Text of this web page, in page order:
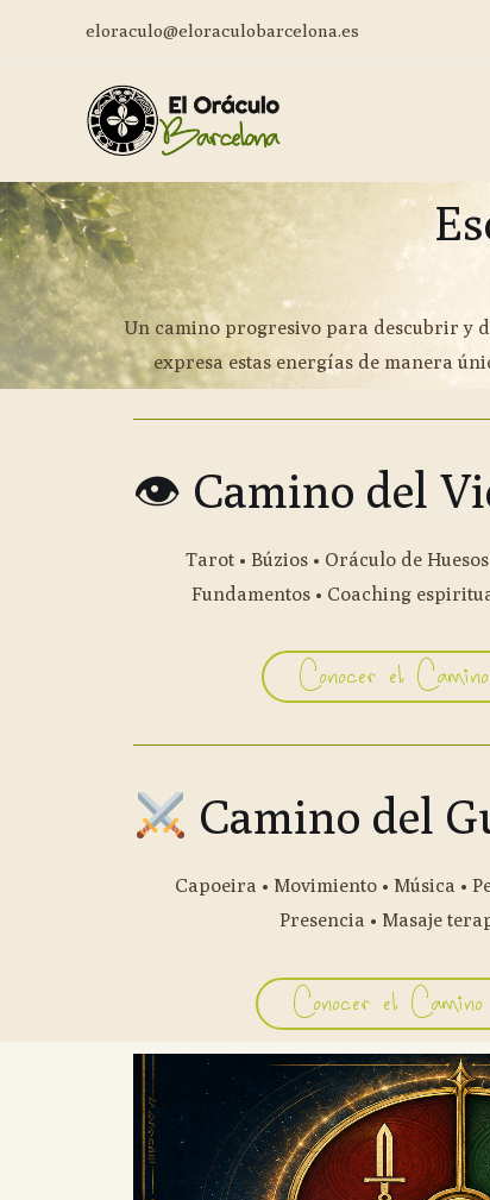
eloraculo@eloraculobarcelona.es
Un camino progresivo para descubrir y
expresa estas energías de manera
👁 Camino del
Tarot • Búzios • Oráculo de
Fundamentos • Coaching
Conocer el
Camino del
Capoeira • Movimiento • Música •
Presencia • Masaje
Conocer el